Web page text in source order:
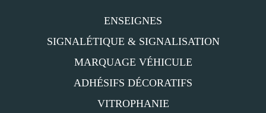
ENSEIGNES
SIGNALÉTIQUE & SIGNALISATION
MARQUAGE VÉHICULE
ADHÉSIFS DÉCORATIFS
VITROPHANIE